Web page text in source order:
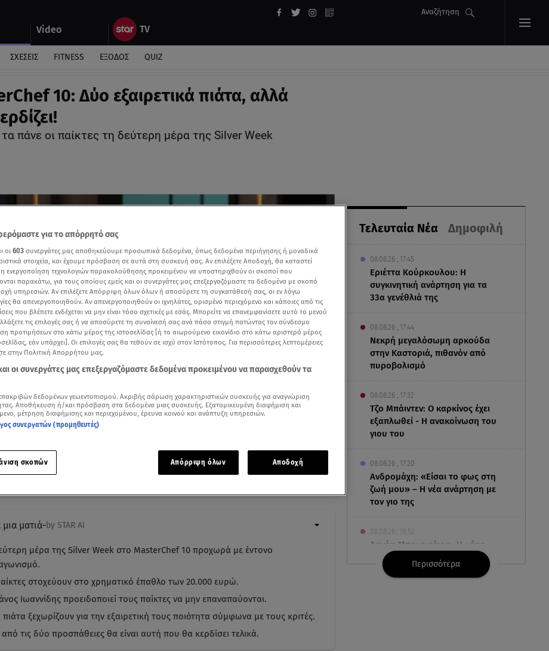
Video
Αναζήτηση
ΣΧΕΣΕΙΣ FITNESS ΕΞΟΔΟΣ QUIZ
10: Δύο εξαιρετικά πιάτα, αλλά
πάνε οι παίκτες τη δεύτερη μέρα της Silver Week
Τελευταία Νέα Δημοφιλή
08.08.26 , 17:45
Εριέττα Κούρκουλου: Η
συγκινητική ανάρτηση για τα
33α γενέθλιά της
08.08.26 , 17:44
Νεκρή μεγαλόσωμη αρκούδα
στην Καστοριά, πιθανόν από
πυροβολισμό
08.08.26 , 17:32
Τζο Μπάιντεν: Ο καρκίνος έχει
εξαπλωθεί - Η ανακοίνωση του
γιου του
08.08.26 , 17:20
Ανδρομάχη: «Είσαι το φως στη
ζωή μου» – Η νέα ανάρτηση με
τον γιο της
08.08.26 , 16:52
Δανάη Μπακογιάννη: Η κόρη
του Κώστα Μπακογιάννη έκανε
πανελλήνιο ρεκόρ
Περισσότερα
Δείτε περισσότερα άρθρα μας στα αποτελέσματα αναζήτησης
ματιά-by STAR AI
μέρα της Silver Week στο MasterChef 10 προχωρά με έντονο
στοχεύουν στο χρηματικό έπαθλο των 20.000 ευρώ.
Ιωαννίδης προειδοποιεί τους παίκτες να μην επαναπαύονται.
ξεχωρίζουν για την εξαιρετική τους ποιότητα σύμφωνα με τους κριτές.
τις δύο προσπάθειες θα είναι αυτή που θα κερδίσει τελικά.
για το απόρρητό σας
οι 603 συνεργάτες μας αποθηκεύουμε προσωπικά δεδομένα, όπως δεδομένα περιήγησης ή μοναδικά
στοιχεία, και έχουμε πρόσβαση σε αυτά στη συσκευή σας. Αν επιλέξετε Αποδοχή, θα καταστεί
ενεργοποίηση τεχνολογιών παρακολούθησης προκειμένου να υποστηριχθούν οι σκοποί που
παρακάτω, για τους οποίους εμείς και οι συνεργάτες μας επεξεργαζόμαστε τα δεδομένα με σκοπό
υπηρεσιών. Αν επιλέξετε Απόρριψη όλων όλων ή αποσύρετε τη συγκατάθεσή σας, οι εν λόγω
θα απενεργοποιηθούν. Αν απενεργοποιηθούν οι ιχνηλάτες, ορισμένο περιεχόμενο και κάποιες από τις
που βλέπετε ενδέχεται να μην είναι τόσο σχετικές με εσάς. Μπορείτε να επανεμφανίσετε αυτό το μενού
τις επιλογές σας ή να αποσύρετε τη συναίνεσή σας ανά πάσα στιγμή πατώντας τον σύνδεσμο
προτιμήσεων στο κάτω μέρος της ιστοσελίδας [ή το αιωρούμενο εικονίδιο στο κάτω αριστερό μέρος
εάν υπάρχει]. Οι επιλογές σας θα τεθούν σε ισχύ στον Ιστότοπος. Για περισσότερες λεπτομέρειες
στην Πολιτική Απορρήτου μας.
οι συνεργάτες μας επεξεργαζόμαστε δεδομένα προκειμένου να παρασχεθούν τα
δεδομένων γεωεντοπισμού. Ακριβής σάρωση χαρακτηριστικών συσκευής για αναγνώριση
Αποθήκευση ή/και πρόσβαση στα δεδομένα μιας συσκευής. Εξατομικευμένη διαφήμιση και
μέτρηση διαφήμισης και περιεχομένου, έρευνα κοινού και ανάπτυξη υπηρεσιών.
συνεργατών (προμηθευτές)
σκοπών Απόρριψη όλων Αποδοχή